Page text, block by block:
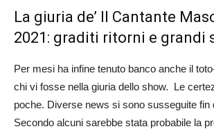
La giuria de’ Il Cantante
2021: graditi ritorni e grandi
Per mesi ha infine tenuto banco anche il
chi vi fosse nella giuria dello show. Le
poche. Diverse news si sono susseguite fin
Secondo alcuni sarebbe stata probabile la